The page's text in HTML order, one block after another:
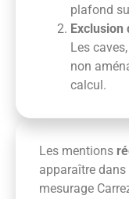
plafond
Exclusion
Les
non
calcul.
Les mentions
apparaître
mesurage